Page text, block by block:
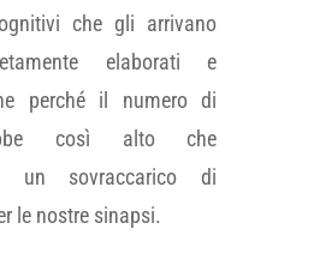
che gli arrivano
elaborati e
perché il numero di
così alto che
un sovraccarico di
le nostre sinapsi.